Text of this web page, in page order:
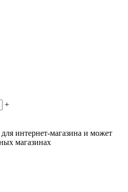
+
интернет-магазина и может
магазинах